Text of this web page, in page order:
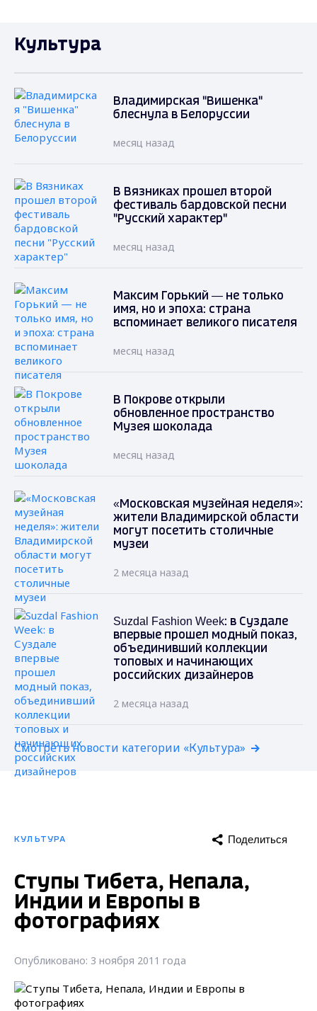
Культура
Владимирская "Вишенка"
блеснула в Белоруссии
месяц назад
В Вязниках прошел второй
фестиваль бардовской песни
"Русский характер"
месяц назад
Максим Горький — не только
имя, но и эпоха: страна
вспоминает великого писателя
месяц назад
В Покрове открыли
обновленное пространство
Музея шоколада
месяц назад
«Московская музейная неделя»:
жители Владимирской области
могут посетить столичные
музеи
2 месяца назад
Suzdal Fashion Week: в Суздале
впервые прошел модный показ,
объединивший коллекции
топовых и начинающих
российских дизайнеров
2 месяца назад
Смотреть новости категории «Культура»
КУЛЬТУРА Поделиться
Ступы Тибета, Непала,
Индии и Европы в
фотографиях
Опубликовано: 3 ноября 2011 года